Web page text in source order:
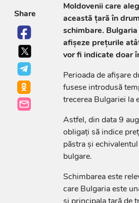
Share
Moldovenii care
această țară în
schimbare.
afișeze prețurile
vor fi indicate doar
Perioada de afișare
fusese introdusă
trecerea Bulgariei la
Astfel, din data 9
obligați să indice
păstra și
bulgare.
Schimbarea este
care Bulgaria este